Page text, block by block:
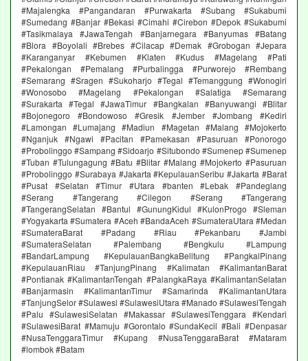
#Majalengka #Pangandaran #Purwakarta #Subang #Sukabumi
#Sumedang #Banjar #Bekasi #Cimahi #Cirebon #Depok #Sukabumi
#Tasikmalaya #JawaTengah #Banjarnegara #Banyumas #Batang
#Blora #Boyolali #Brebes #Cilacap #Demak #Grobogan #Jepara
#Karanganyar #Kebumen #Klaten #Kudus #Magelang #Pati
#Pekalongan #Pemalang #Purbalingga #Purworejo #Rembang
#Semarang #Sragen #Sukoharjo #Tegal #Temanggung #Wonogiri
#Wonosobo #Magelang #Pekalongan #Salatiga #Semarang
#Surakarta #Tegal #JawaTimur #Bangkalan #Banyuwangi #Blitar
#Bojonegoro #Bondowoso #Gresik #Jember #Jombang #Kediri
#Lamongan #Lumajang #Madiun #Magetan #Malang #Mojokerto
#Nganjuk #Ngawi #Pacitan #Pamekasan #Pasuruan #Ponorogo
#Probolinggo #Sampang #Sidoarjo #Situbondo #Sumenep #Sumenep
#Tuban #Tulungagung #Batu #Blitar #Malang #Mojokerto #Pasuruan
#Probolinggo #Surabaya #Jakarta #KepulauanSeribu #Jakarta #Barat
#Pusat #Selatan #Timur #Utara #banten #Lebak #Pandeglang
#Serang #Tangerang #Cilegon #Serang #Tangerang
#TangerangSelatan #Bantul #GunungKidul #KulonProgo #Sleman
#Yogyakarta #Sumatera #Aceh #BandaAceh #SumateraUtara #Medan
#SumateraBarat #Padang #Riau #Pekanbaru #Jambi
#SumateraSelatan #Palembang #Bengkulu #Lampung
#BandarLampung #KepulauanBangkaBelitung #PangkalPinang
#KepulauanRiau #TanjungPinang #Kalimatan #KalimantanBarat
#Pontianak #KalimantanTengah #PalangkaRaya #KalimantanSelatan
#Banjarmasin #KalimantanTimur #Samarinda #KalimantanUtara
#TanjungSelor #Sulawesi #SulawesiUtara #Manado #SulawesiTengah
#Palu #SulawesiSelatan #Makassar #SulawesiTenggara #Kendari
#SulawesiBarat #Mamuju #Gorontalo #SundaKecil #Bali #Denpasar
#NusaTenggaraTimur #Kupang #NusaTenggaraBarat #Mataram
#lombok #Batam